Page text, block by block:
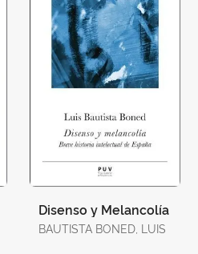
Disenso y Melancolía
BAUTISTA BONED, LUIS